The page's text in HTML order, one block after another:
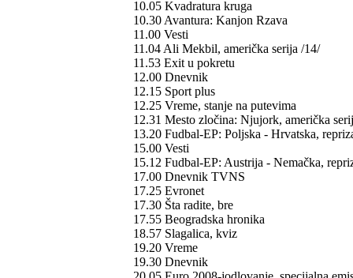
10.05 Kvadratura kruga
10.30 Avantura: Kanjon Rzava
11.00 Vesti
11.04 Ali Mekbil, američka serija /14/
11.53 Exit u pokretu
12.00 Dnevnik
12.15 Sport plus
12.25 Vreme, stanje na putevima
12.31 Mesto zločina: Njujork, američka
13.20 Fudbal-EP: Poljska - Hrvatska,
15.00 Vesti
15.12 Fudbal-EP: Austrija - Nemačka,
17.00 Dnevnik TVNS
17.25 Evronet
17.30 Šta radite, bre
17.55 Beogradska hronika
18.57 Slagalica, kviz
19.20 Vreme
19.30 Dnevnik